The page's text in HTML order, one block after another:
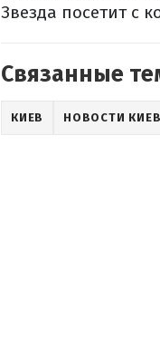
Звезда посетит с
Связанные
КИЕВ НОВОСТИ